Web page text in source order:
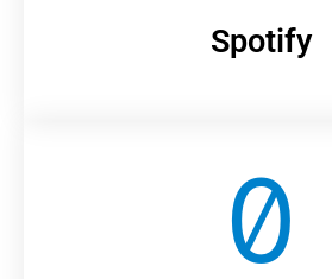
Spotify